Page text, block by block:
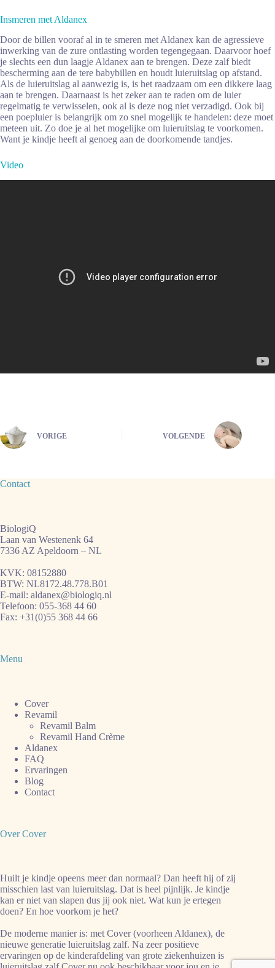
Insmeren met Aldanex
Door de billen vooraf al in te smeren met Aldanex kan de agressieve
inwerking van de zure ontlasting worden tegengegaan. Daarvoor hoef
je slechts een dun laagje Aldanex aan te brengen. Deze zalf biedt
bescherming aan de tere babybillen en houdt luieruitslag op afstand.
Als de luieruitslag al aanwezig is, is het raadzaam om een dikkere laag
aan te brengen. Daarnaast is het zeker aan te raden om de luier
regelmatig te verwisselen, ook al is deze nog niet verzadigd. Ook bij
een poepluier is belangrijk om zo snel mogelijk te handelen: deze moet
meteen uit. Zo doe je al het mogelijke om luieruitslag te voorkomen.
Want je kindje heeft al genoeg aan de doorkomende tandjes.
Video
VORIGE VOLGENDE
Contact
BiologiQ
Laan van Westenenk 64
7336 AZ Apeldoorn – NL
KVK: 08152880
BTW: NL8172.48.778.B01
E-mail: aldanex@biologiq.nl
Telefoon: 055-368 44 60
Fax: +31(0)55 368 44 66
Menu
Cover
Revamil
Revamil Balm
Revamil Hand Crème
Aldanex
FAQ
Ervaringen
Blog
Contact
Over Cover
Huilt je kindje opeens meer dan normaal? Dan heeft hij of zij
misschien last van luieruitslag. Dat is heel pijnlijk. Je kindje
kan er niet van slapen dus jij ook niet. Wat kun je ertegen
doen? En hoe voorkom je het?
De moderne manier is: met Cover (voorheen Aldanex), de
nieuwe generatie luieruitslag zalf. Na zeer positieve
ervaringen op de kinderafdeling van grote ziekenhuizen is